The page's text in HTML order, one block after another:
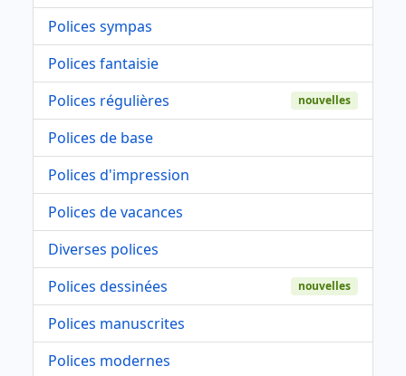
Polices sympas
Polices fantaisie
Polices régulières
nouvelles
Polices de base
Polices d'impression
Polices de vacances
Diverses polices
Polices dessinées
nouvelles
Polices manuscrites
Polices modernes